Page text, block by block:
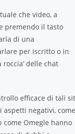
che video, a
premendo il tasto
di una
per iscritto o in
delle chat
efficace di tali
aspetti negativi, come
Omegle hanno